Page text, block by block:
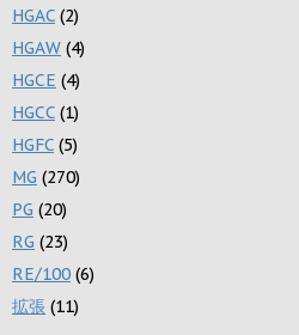
HGAC (2)
HGAW (4)
HGCE (4)
HGCC (1)
HGFC (5)
MG (270)
PG (20)
RG (23)
RE/100 (6)
拡張 (11)